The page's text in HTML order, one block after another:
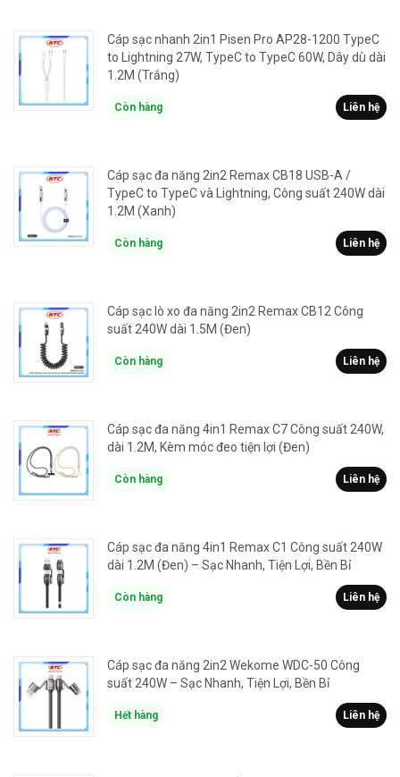
Cáp sạc nhanh 2in1 Pisen Pro AP28-1200 TypeC
to Lightning 27W, TypeC to TypeC 60W, Dây dù dài
1.2M (Trắng)
Còn hàng Liên hệ
Cáp sạc đa năng 2in2 Remax CB18 USB-A /
TypeC to TypeC và Lightning, Công suất 240W dài
1.2M (Xanh)
Còn hàng Liên hệ
Cáp sạc lò xo đa năng 2in2 Remax CB12 Công
suất 240W dài 1.5M (Đen)
Còn hàng Liên hệ
Cáp sạc đa năng 4in1 Remax C7 Công suất 240W,
dài 1.2M, Kèm móc đeo tiện lợi (Đen)
Còn hàng Liên hệ
Cáp sạc đa năng 4in1 Remax C1 Công suất 240W
dài 1.2M (Đen) – Sạc Nhanh, Tiện Lợi, Bền Bỉ
Còn hàng Liên hệ
Cáp sạc đa năng 2in2 Wekome WDC-50 Công
suất 240W – Sạc Nhanh, Tiện Lợi, Bền Bỉ
Hết hàng Liên hệ